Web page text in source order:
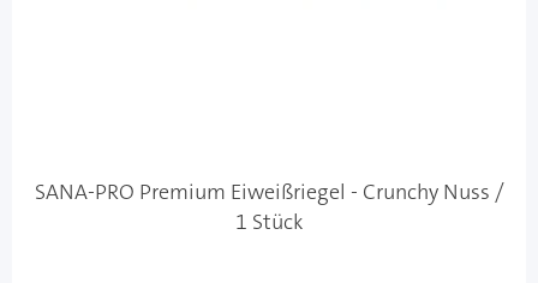
SANA-PRO Premium Eiweißriegel - Crunchy Nuss /
1 Stück